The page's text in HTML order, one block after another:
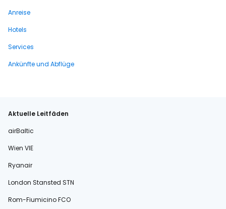
Anreise
Hotels
Services
Ankünfte und Abflüge
Aktuelle Leitfäden
airBaltic
Wien VIE
Ryanair
London Stansted STN
Rom-Fiumicino FCO